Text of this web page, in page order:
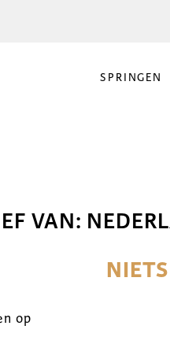
SPRINGEN
VAN:
op